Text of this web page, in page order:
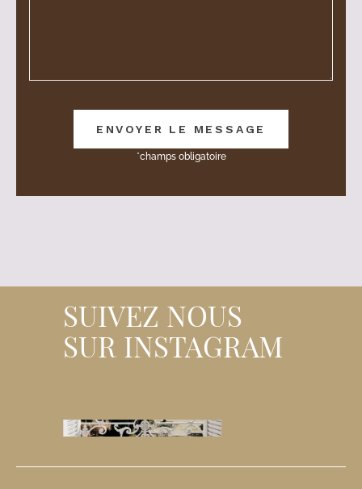
*champs obligatoire
SUIVEZ NOUS
SUR INSTAGRAM